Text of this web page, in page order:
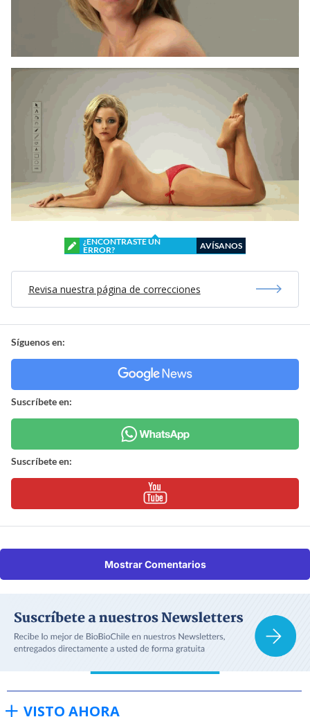
¿ENCONTRASTE UN
ERROR?
AVÍSANOS
Revisa nuestra página de correcciones
Síguenos en:
Suscríbete en:
Suscríbete en:
Mostrar Comentarios
VISTO AHORA